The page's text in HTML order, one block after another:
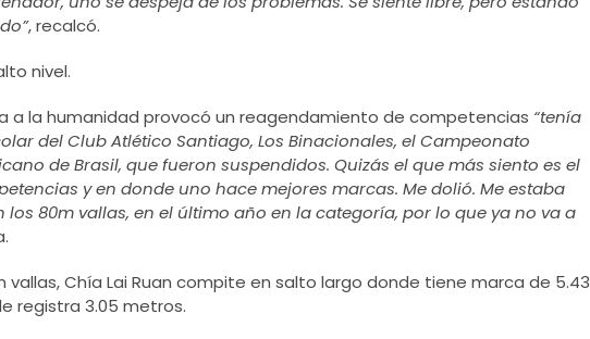
, recalcó.
nivel.
a la humanidad provocó un reagendamiento de competencias “tenía
del Club Atlético Santiago, Los Binacionales, el Campeonato
de Brasil, que fueron suspendidos. Quizás el que más siento es el
y en donde uno hace mejores marcas. Me dolió. Me estaba
80m vallas, en el último año en la categoría, por lo que ya no va a
vallas, Chía Lai Ruan compite en salto largo donde tiene marca de 5.43
registra 3.05 metros.